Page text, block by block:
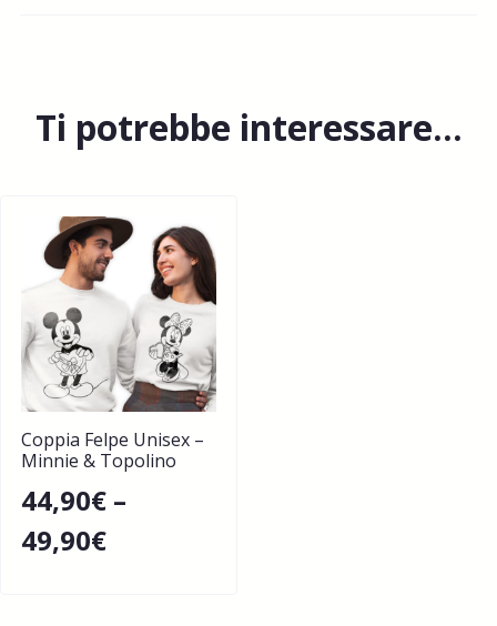
Ti potrebbe interessare…
Coppia Felpe Unisex –
Minnie & Topolino
44,90€ –
49,90€